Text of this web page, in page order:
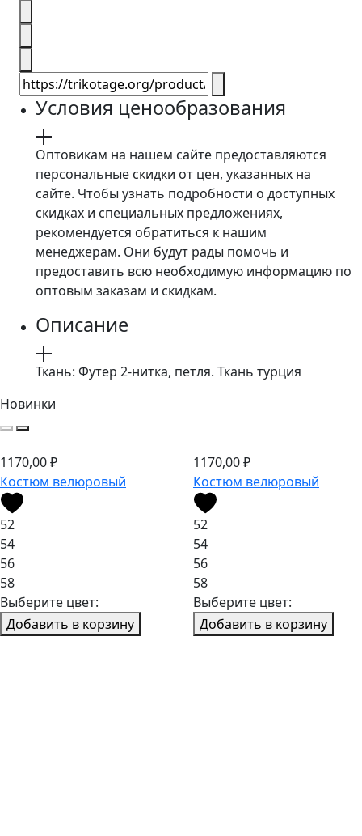
Условия ценообразования
Оптовикам на нашем сайте предоставляются
персональные скидки от цен, указанных на
сайте. Чтобы узнать подробности о доступных
скидках и специальных предложениях,
рекомендуется обратиться к нашим
менеджерам. Они будут рады помочь и
предоставить всю необходимую информацию по
оптовым заказам и скидкам.
Описание
Ткань: Футер 2-нитка, петля. Ткань турция
Новинки
1170,00₽
Костюм велюровый
52
54
56
58
Выберите цвет:
Добавить в корзину
1170,00₽
Костюм велюровый
52
54
56
58
Выберите цвет:
Добавить в корзину